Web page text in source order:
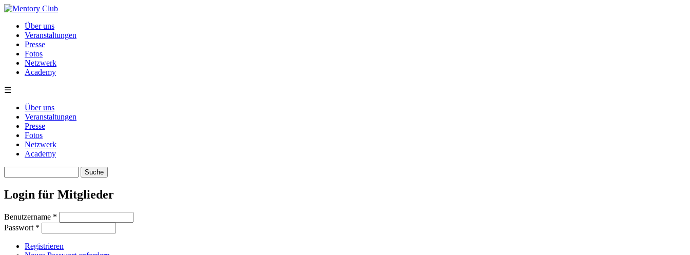
Direkt zum Inhalt
Über uns
Veranstaltungen
Presse
Fotos
Netzwerk
Academy
☰
Über uns
Veranstaltungen
Presse
Fotos
Netzwerk
Academy
Login für Mitglieder
Benutzername *
Passwort *
Registrieren